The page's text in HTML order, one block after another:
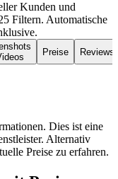
Kunden und
Filtern. Automatische
Preise Reviews
Dies ist eine
Alternativ
Preise zu erfahren.